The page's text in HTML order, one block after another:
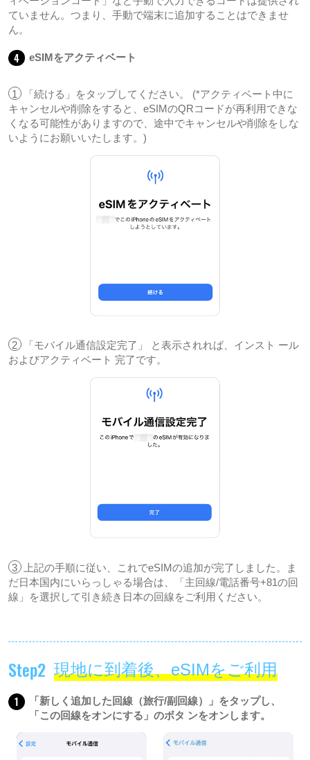
ていません。つまり、手動で端末に追加することはできませ
ん。
4 eSIMをアクティベート
1
「続ける」をタップしてください。 (*アクティベート中に
キャンセルや削除をすると、eSIMのQRコードが再利用できな
くなる可能性がありますので、途中でキャンセルや削除をしな
いようにお願いいたします。)
2
「モバイル通信設定完了」 と表示されれば、インスト ール
およびアクティベート 完了です。
3
上記の手順に従い、これでeSIMの追加が完了しました。ま
だ日本国内にいらっしゃる場合は、「主回線/電話番号+81の回
線」を選択して引き続き日本の回線をご利用ください。
Step2 現地に到着後、eSIMをご利用
1
「新しく追加した回線（旅行/副回線）」をタップし、
「この回線をオンにする」のボタ ンをオンします。